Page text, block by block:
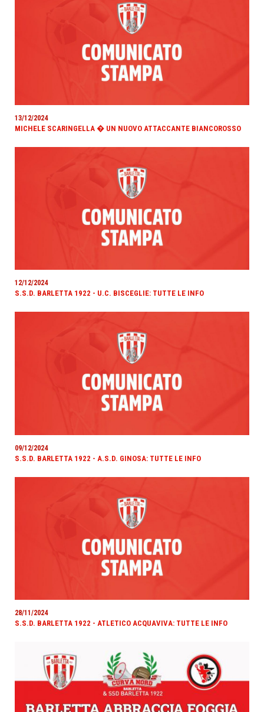
13/12/2024
MICHELE SCARINGELLA � UN NUOVO ATTACCANTE BIANCOROSSO
12/12/2024
S.S.D. BARLETTA 1922 - U.C. BISCEGLIE: TUTTE LE INFO
09/12/2024
S.S.D. BARLETTA 1922 - A.S.D. GINOSA: TUTTE LE INFO
28/11/2024
S.S.D. BARLETTA 1922 - ATLETICO ACQUAVIVA: TUTTE LE INFO